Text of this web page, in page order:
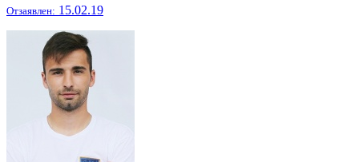
Отзаявлен: 15.02.19